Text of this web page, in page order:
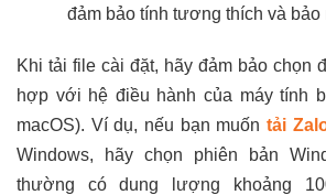
đảm bảo tính tương thích và bảo
Khi tải file cài đặt, hãy đảm bảo chọn
hợp với hệ điều hành của máy tính
macOS). Ví dụ, nếu bạn muốntải
Windows, hãy chọn phiên bản
thường có dung lượng khoảng